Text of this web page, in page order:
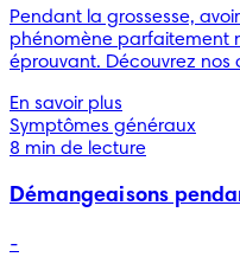
Pendant la grossesse,
phénomène parfaitement
éprouvant. Découvrez nos
En savoir plus
Symptômes généraux
8 min de lecture
Démangeaisons
-